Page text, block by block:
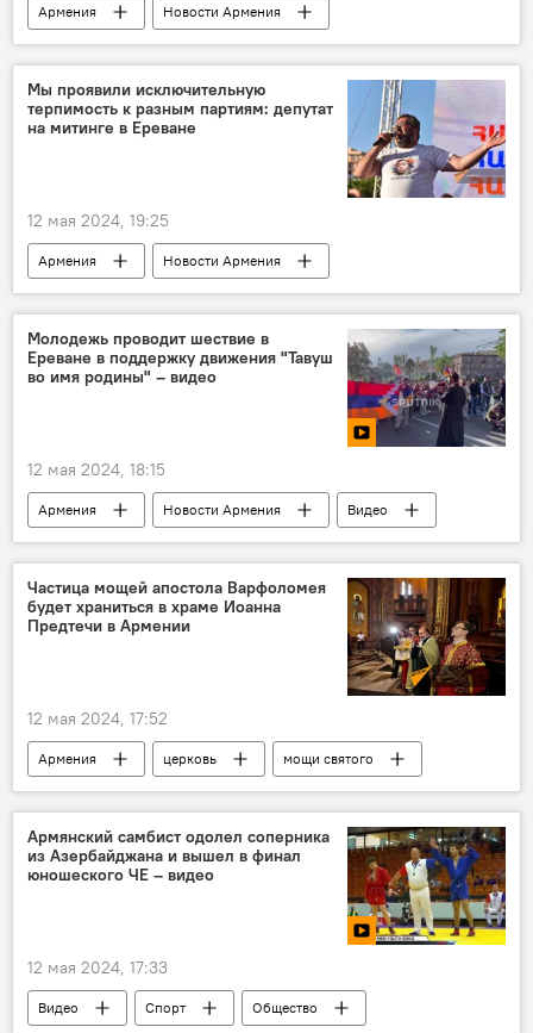
Армения
Новости Армения
Политика
движение
Тавуш
граница
Мы проявили исключительную
терпимость к разным партиям: депутат
на митинге в Ереване
12 мая 2024, 19:25
Армения
Новости Армения
Политика
партия
Ереван
митинг
Молодежь проводит шествие в
Ереване в поддержку движения "Тавуш
во имя родины" – видео
12 мая 2024, 18:15
Армения Новости Армения
Видео
Политика
шествие
молодежь
родина
Частица мощей апостола Варфоломея
будет храниться в храме Иоанна
Предтечи в Армении
12 мая 2024, 17:52
Армения церковь
мощи святого
Общество
Армянский самбист одолел соперника
из Азербайджана и вышел в финал
юношеского ЧЕ – видео
12 мая 2024, 17:33
Видео Спорт
Общество